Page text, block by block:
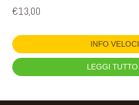
€13,00
INFO VELOCI
LEGGI TUTTO